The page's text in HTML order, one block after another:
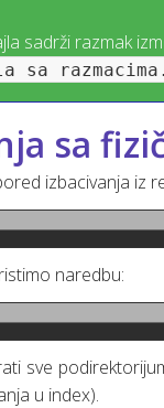
sadrži razmak
sa
izbacivanja iz
naredbu:
sve
u index).